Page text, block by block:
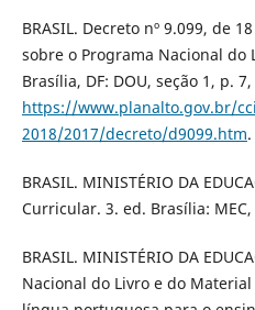
BRASIL. Decreto nº 9.099, de
sobre o Programa Nacional do
Brasília, DF: DOU, seção 1, p.
https://www.planalto.gov.br/
2018/2017/decreto/d9099.htm
BRASIL. MINISTÉRIO DA
Curricular. 3. ed. Brasília: MEC,
BRASIL. MINISTÉRIO DA
Nacional do Livro e do Material